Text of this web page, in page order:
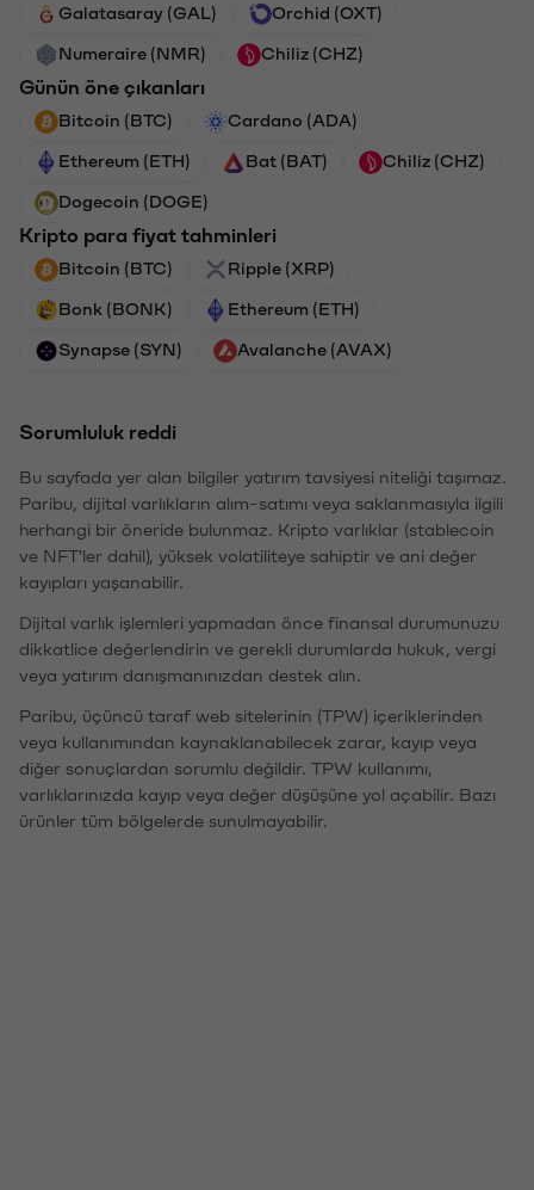
Galatasaray (GAL) Orchid (OXT)
Numeraire (NMR) Chiliz (CHZ)
Günün öne çıkanları
Bitcoin (BTC) Cardano (ADA)
Ethereum (ETH) Bat (BAT) Chiliz (CHZ)
Dogecoin (DOGE)
Kripto para fiyat tahminleri
Bitcoin (BTC) Ripple (XRP)
Bonk (BONK) Ethereum (ETH)
Synapse (SYN) Avalanche (AVAX)
Sorumluluk reddi
Bu sayfada yer alan bilgiler yatırım tavsiyesi niteliği taşımaz.
Paribu, dijital varlıkların alım-satımı veya saklanmasıyla ilgili
herhangi bir öneride bulunmaz. Kripto varlıklar (stablecoin
ve NFT'ler dahil), yüksek volatiliteye sahiptir ve ani değer
kayıpları yaşanabilir.
Dijital varlık işlemleri yapmadan önce finansal durumunuzu
dikkatlice değerlendirin ve gerekli durumlarda hukuk, vergi
veya yatırım danışmanınızdan destek alın.
Paribu, üçüncü taraf web sitelerinin (TPW) içeriklerinden
veya kullanımından kaynaklanabilecek zarar, kayıp veya
diğer sonuçlardan sorumlu değildir. TPW kullanımı,
varlıklarınızda kayıp veya değer düşüşüne yol açabilir. Bazı
ürünler tüm bölgelerde sunulmayabilir.